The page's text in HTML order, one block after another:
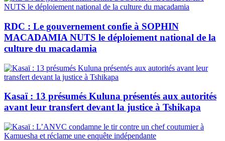
RDC : Le gouvernement confie à SOPHIN
MACADAMIA NUTS le déploiement national de la
culture du macadamia
Kasaï : 13 présumés Kuluna présentés aux autorités
avant leur transfert devant la justice à Tshikapa